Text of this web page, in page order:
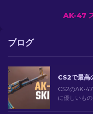
AK-47
ブログ
CS2のAK-
に優しいも